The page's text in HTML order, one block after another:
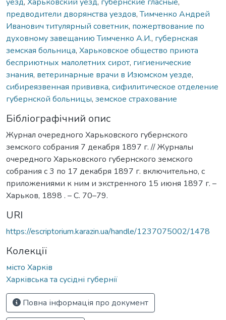
предводители дворянства уездов,Тимченко Андрей
Иванович титулярный советник, пожертвование по
духовному завещанию Тимченко А.И., губернская
земская больница, Харьковское общество приюта
бесприютных малолетних сирот, гигиенические
знания, ветеринарные врачи в Изюмском уезде,
сибиреязвенная прививка, сифилитическое отделение
губернской больницы, земское страхование
Бібліографічний опис
Журнал очередного Харьковского губернского
земского собрания 7 декабря 1897 г. // Журналы
очередного Харьковского губернского земского
собрания с 3 по 17 декабря 1897 г. включительно, с
приложениями к ним и экстренного 15 июня 1897 г. –
Харьков, 1898 . – С. 70–79.
URI
https://escriptorium.karazin.ua/handle/1237075002/1478
Колекції
місто Харків
Харківська та сусідні губернії
Повна інформація про документ